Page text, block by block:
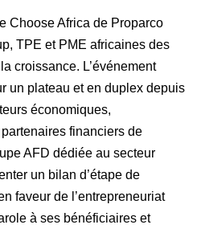
Choose Africa de Proparco
TPE et PME africaines des
croissance. L’événement
un plateau et en duplex depuis
économiques,
financiers de
AFD dédiée au secteur
un bilan d’étape de
faveur de l’entrepreneuriat
à ses bénéficiaires et